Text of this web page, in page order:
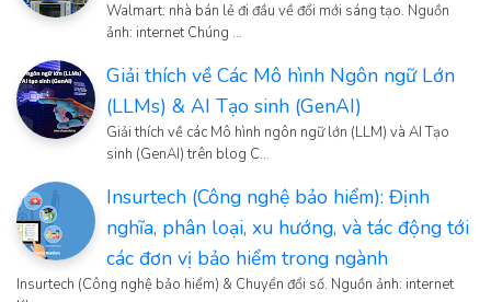
Walmart: nhà bán lẻ đi đầu về đổi mới sáng tạo. Nguồn
ảnh: internet Chúng …
Giải thích về Các Mô hình Ngôn ngữ Lớn
(LLMs) & AI Tạo sinh (GenAI)
Giải thích về các Mô hình ngôn ngữ lớn (LLM) và AI Tạo
sinh (GenAI) trên blog C…
Insurtech (Công nghệ bảo hiểm): Định
nghĩa, phân loại, xu hướng, và tác động tới
các đơn vị bảo hiểm trong ngành
Insurtech (Công nghệ bảo hiểm) & Chuyển đổi số. Nguồn ảnh: internet